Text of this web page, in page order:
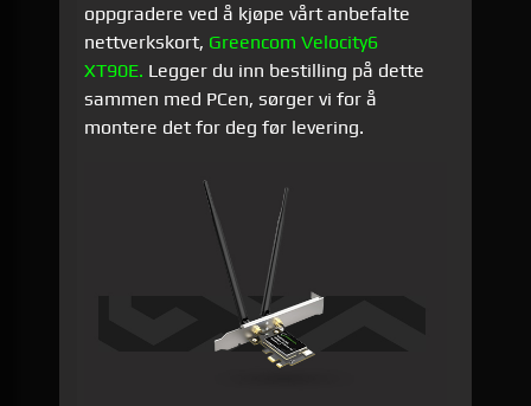
oppgradere ved å kjøpe vårt anbefalte
nettverkskort, Greencom Velocity6
XT90E. Legger du inn bestilling på dette
sammen med PCen, sørger vi for å
montere det for deg før levering.